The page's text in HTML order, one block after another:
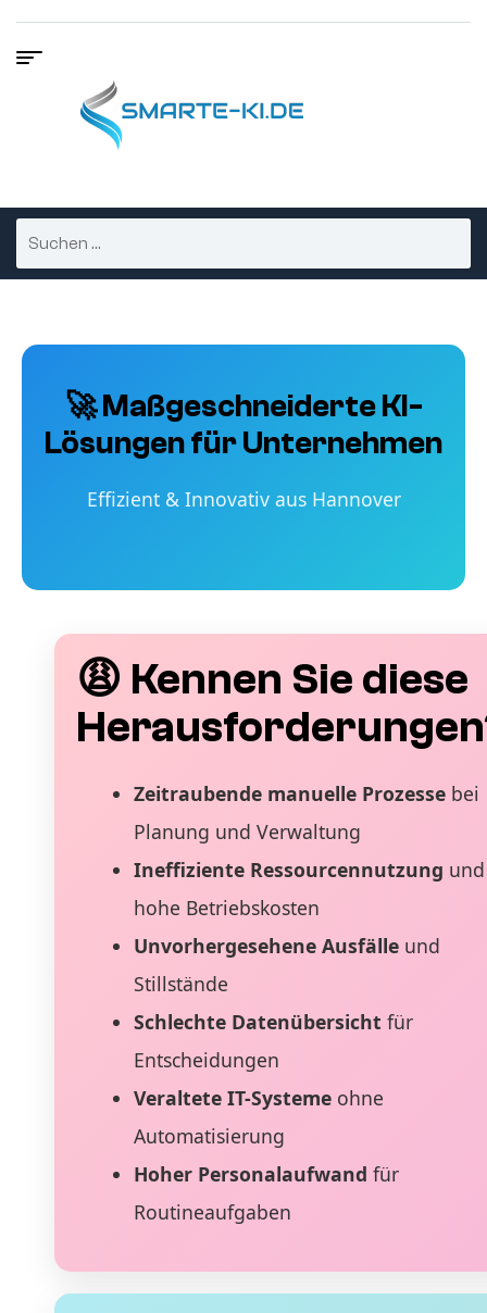
🚀 Maßgeschneiderte KI-
Lösungen für Unternehmen
Effizient & Innovativ aus Hannover
😩 Kennen Sie diese
Zeitraubende manuelle Prozessebei
Planung und Verwaltung
Ineffiziente Ressourcennutzung und
hohe Betriebskosten
Unvorhergesehene Ausfälleund
Stillstände
Schlechte Datenübersicht für
Entscheidungen
Veraltete IT-Systemeohne
Automatisierung
Hoher Personalaufwand für
Routineaufgaben